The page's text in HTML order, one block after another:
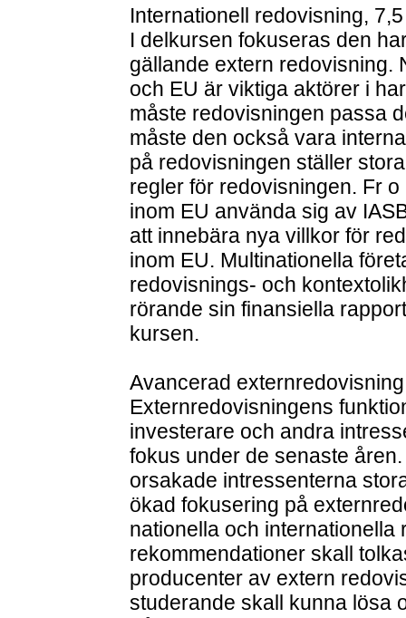
Internationell redovisning,
I delkursen fokuseras den
gällande extern redovisning.
och EU är viktiga aktörer i
måste redovisningen passa
måste den också vara
på redovisningen ställer
regler för redovisningen. Fr
inom EU använda sig av
att innebära nya villkor för
inom EU. Multinationella
redovisnings- och
rörande sin finansiella
kursen.
Avancerad
Externredovisningens
investerare och andra
fokus under de senaste
orsakade intressenterna
ökad fokusering på
nationella och internationella
rekommendationer skall
producenter av extern
studerande skall kunna lösa